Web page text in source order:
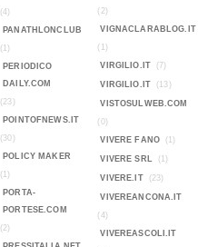
(4)
PANATHLONCLUB
(1)
PERIODICO
DAILY.COM
(23)
POINTOFNEWS.IT
(30)
POLICY MAKER
(1)
PORTA-
PORTESE.COM
(2)
(2)
VIGNACLARABLOG.IT
(1)
VIRGILIO.IT
(7)
VIRGILIO.IT (13)
VISTOSULWEB.COM
(0)
VIVERE FANO
(1)
VIVERE SRL (1)
VIVERE.IT (23)
VIVEREANCONA.IT
(4)
VIVEREASCOLI.IT